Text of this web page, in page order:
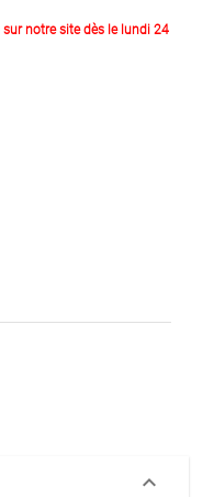
notre site dès le lundi 24
keyboard_arrow_down